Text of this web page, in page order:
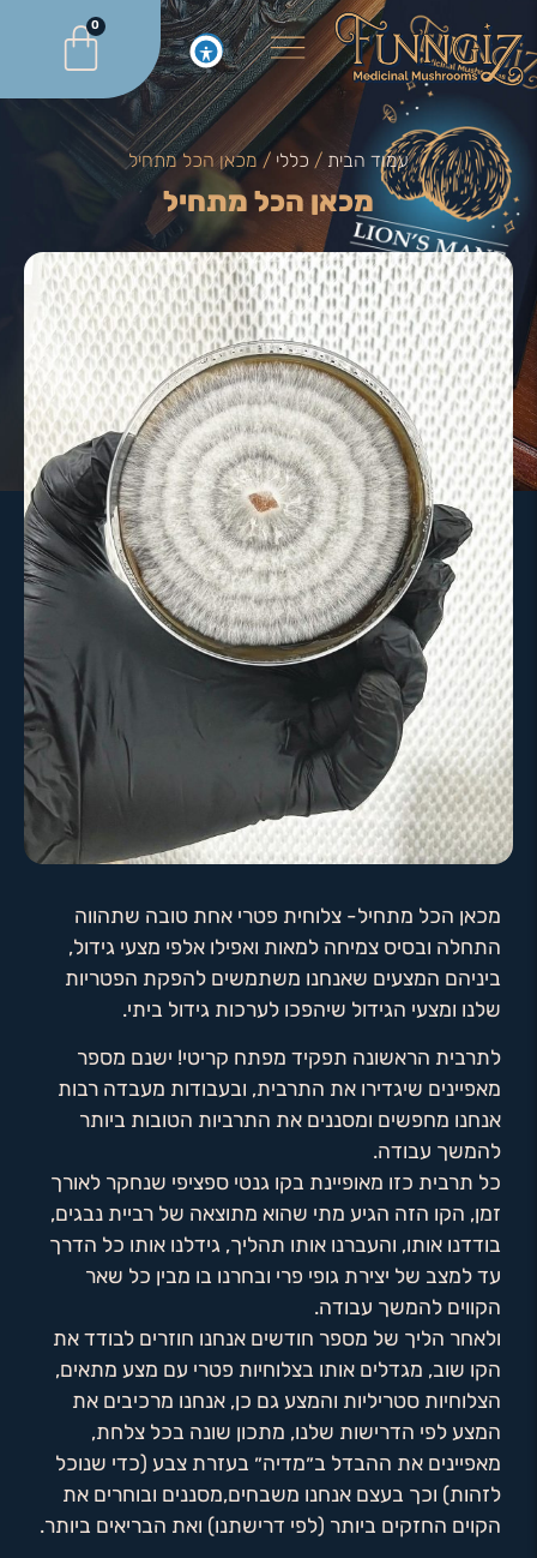
0
עמוד הבית / כללי / מכאן הכל מתחיל
מכאן הכל מתחיל
מכאן הכל מתחיל- צלוחית פטרי אחת טובה שתהווה
התחלה ובסיס צמיחה למאות ואפילו אלפי מצעי גידול,
ביניהם המצעים שאנחנו משתמשים להפקת הפטריות
שלנו ומצעי הגידול שיהפכו לערכות גידול ביתי.
לתרבית הראשונה תפקיד מפתח קריטי! ישנם מספר
מאפיינים שיגדירו את התרבית, ובעבודות מעבדה רבות
אנחנו מחפשים ומסננים את התרביות הטובות ביותר
להמשך עבודה.
כל תרבית כזו מאופיינת בקו גנטי ספציפי שנחקר לאורך
זמן, הקו הזה הגיע מתי שהוא מתוצאה של רביית נבגים,
בודדנו אותו, והעברנו אותו תהליך, גידלנו אותו כל הדרך
עד למצב של יצירת גופי פרי ובחרנו בו מבין כל שאר
הקווים להמשך עבודה.
ולאחר הליך של מספר חודשים אנחנו חוזרים לבודד את
הקו שוב, מגדלים אותו בצלוחיות פטרי עם מצע מתאים,
הצלוחיות סטריליות והמצע גם כן, אנחנו מרכיבים את
המצע לפי הדרישות שלנו, מתכון שונה בכל צלחת,
מאפיינים את ההבדל ב״מדיה״ בעזרת צבע (כדי שנוכל
לזהות) וכך בעצם אנחנו משבחים,מסננים ובוחרים את
הקוים החזקים ביותר (לפי דרישתנו) ואת הבריאים ביותר.